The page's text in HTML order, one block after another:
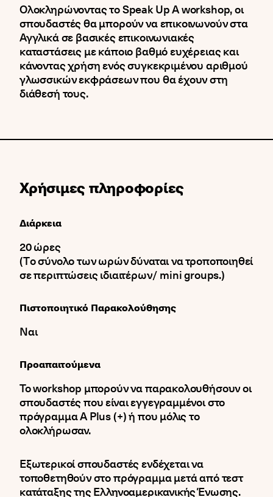
Χρήσιμες πληροφορίες
Διάρκεια
20 ώρες
(Tο σύνολο των ωρών δύναται να τροποποιηθεί
σε περιπτώσεις ιδιαιτέρων/ mini groups.)
Πιστοποιητικό Παρακολούθησης
Ναι
Προαπαιτούμενα
Το workshop μπορούν να παρακολουθήσουν οι
σπουδαστές που είναι εγγεγραμμένοι στο
πρόγραμμα A Plus (+) ή που μόλις το
ολοκλήρωσαν.
Εξωτερικοί σπουδαστές ενδέχεται να
τοποθετηθούν στο πρόγραμμα μετά από τεστ
κατάταξης της Ελληνοαμερικανικής Ένωσης.
Ολοκληρώνοντας το Speak Up A workshop, οι
σπουδαστές θα μπορούν να επικοινωνούν στα
Αγγλικά σε βασικές επικοινωνιακές
καταστάσεις με κάποιο βαθμό ευχέρειας και
κάνοντας χρήση ενός συγκεκριμένου αριθμού
γλωσσικών εκφράσεων που θα έχουν στη
διάθεσή τους.